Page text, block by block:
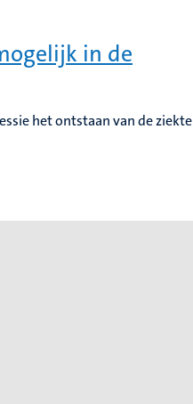
in de
het ontstaan van de ziekte